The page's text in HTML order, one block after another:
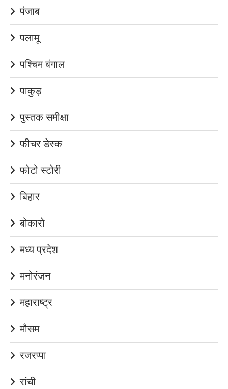
पंजाब
पलामू
पश्चिम बंगाल
पाकुड़
पुस्तक समीक्षा
फीचर डेस्क
फोटो स्टोरी
बिहार
बोकारो
मध्य प्रदेश
मनोरंजन
महाराष्ट्र
मौसम
रजरप्पा
रांची